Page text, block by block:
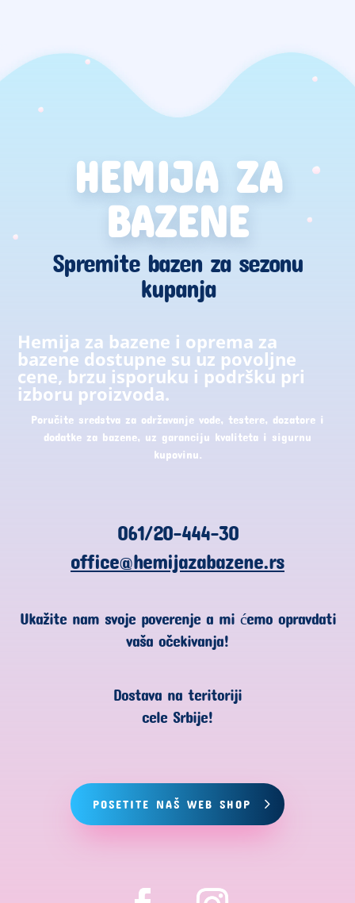
HEMIJA ZA
BAZENE
Spremite bazen za sezonu
kupanja
Hemija za bazene i oprema za
bazene dostupne su uz povoljne
cene, brzu isporuku i podršku pri
izboru proizvoda.
Poručite sredstva za održavanje vode, testere, dozatore i
dodatke za bazene, uz garanciju kvaliteta i sigurnu
kupovinu.
061/20-444-30
office@hemijazabazene.rs
Ukažite nam svoje poverenje a mi ćemo opravdati
vaša očekivanja!
Dostava na teritoriji
cele Srbije!
POSETITE NAŠ WEB SHOP